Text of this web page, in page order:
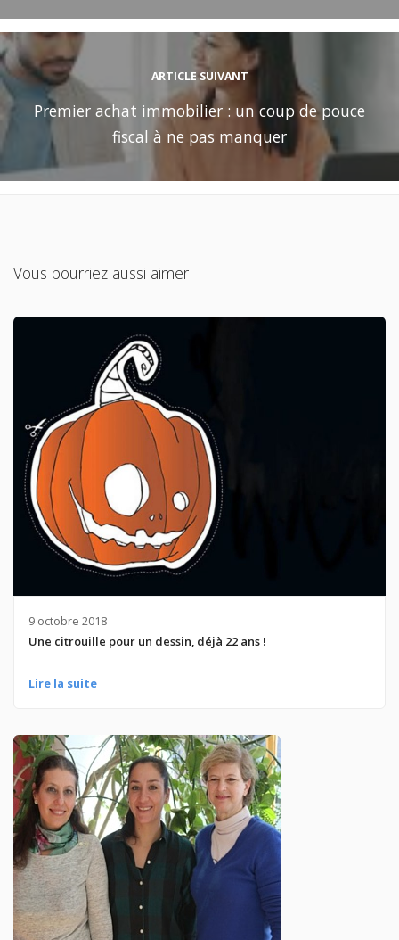
ARTICLE SUIVANT
Premier achat immobilier : un coup de pouce
fiscal à ne pas manquer
Vous pourriez aussi aimer
9 octobre 2018
Une citrouille pour un dessin, déjà 22 ans !
Lire la suite